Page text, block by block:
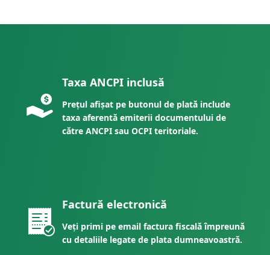
Taxa ANCPI inclusă
Prețul afișat pe butonul de plată include
taxa aferentă emiterii documentului de
către ANCPI sau OCPI teritoriale.
Factură electronică
Veți primi pe email factura fiscală împreună
cu detaliile legate de plata dumneavoastră.